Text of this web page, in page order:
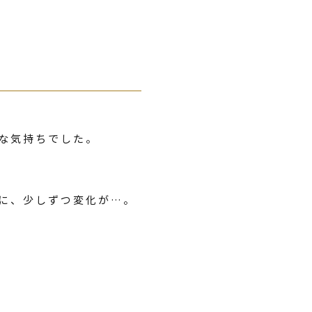
気持ちでした。
、少しずつ変化が…。